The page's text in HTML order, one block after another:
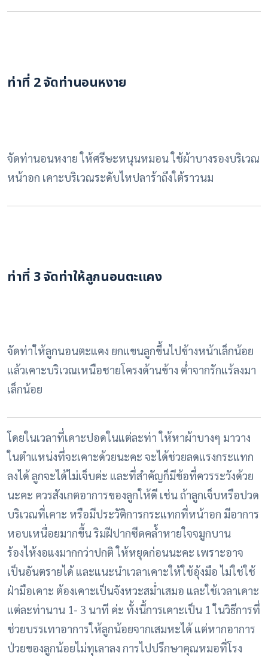
ท่าที่ 2จัดท่านอนหงาย
จัดท่านอนหงาย ให้ศรีษะหนุนหมอน ใช้ผ้าบางรองบริเวณ
หน้าอก เคาะบริเวณระดับไหปลาร้าถึงใต้ราวนม
ท่าที่ 3จัดท่าให้ลูกนอนตะแคง
จัดท่าให้ลูกนอนตะแคง ยกแขนลูกขึ้นไปข้างหน้าเล็กน้อย
แล้วเคาะบริเวณเหนือชายโครงด้านข้าง ต่ำจากรักแร้ลงมา
เล็กน้อย
โดยในเวลาที่เคาะปอดในแต่ละท่า ให้หาผ้าบางๆ มาวาง
ในตำแหน่งที่จะเคาะด้วยนะคะ จะได้ช่วยลดแรงกระแทก
ลงได้ ลูกจะได้ไม่เจ็บค่ะ และที่สำคัญก็มีข้อที่ควรระวังด้วย
นะคะ ควรสังเกตอาการของลูกให้ดี เช่น ถ้าลูกเจ็บหรือปวด
บริเวณที่เคาะ หรือมีประวัติการกระแทกที่หน้าอก มีอาการ
หอบเหนื่อยมากขึ้น ริมฝีปากซีดคล้ำหายใจจมูกบาน
ร้องไห้งอแงมากกว่าปกติ ให้หยุดก่อนนะคะ เพราะอาจ
เป็นอันตรายได้ และแนะนำเวลาเคาะให้ใช้อุ้งมือ ไม่ใช่ใช้
ฝ่ามือเคาะ ต้องเคาะเป็นจังหวะสม่ำเสมอ และใช้เวลาเคาะ
แต่ละท่านาน 1- 3 นาที ค่ะ ทั้งนี้การเคาะเป็น 1 ในวิธีการที่
ช่วยบรรเทาอาการให้ลูกน้อยจากเสมหะได้ แต่หากอาการ
ป่วยของลูกน้อยไม่ทุเลาลง การไปปรึกษาคุณหมอที่โรง